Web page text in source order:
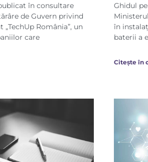
în consultare
de Guvern privind
România”, un
care
Ghidul
în
baterii a
Citește în